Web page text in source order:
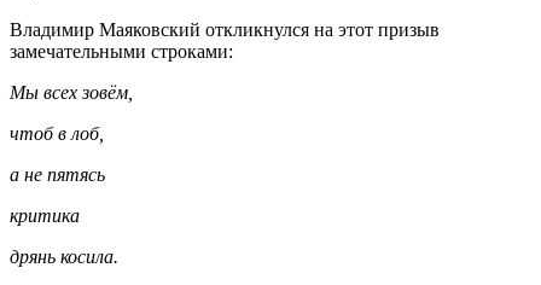
Владимир Маяковский откликнулся на этот призыв
замечательными строками:
Мы всех зовём,
чтоб в лоб,
а не пятясь
критика
дрянь косила.